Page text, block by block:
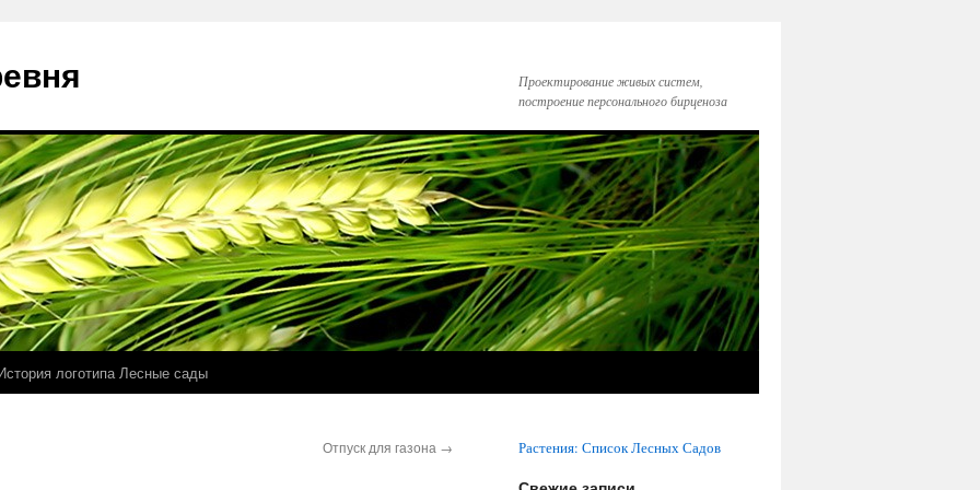
Проектирование живых систем,
построение персонального бирценоза
логотипа Лесные сады
Отпуск для газона → Растения: Список Лесных Садов